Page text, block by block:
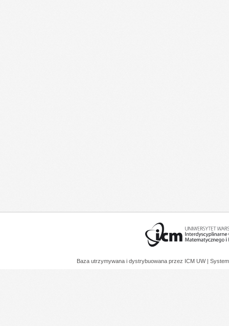
Baza utrzymywana i dystrybuowana przez ICM UW |